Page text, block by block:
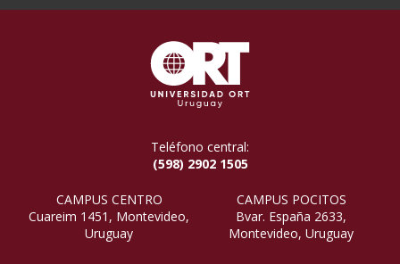
Teléfono central:
(598) 2902 1505
CAMPUS CENTRO
Cuareim 1451, Montevideo,
Uruguay
CAMPUS POCITOS
Bvar. España 2633,
Montevideo, Uruguay